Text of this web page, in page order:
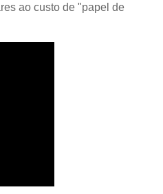
ao custo de "papel de